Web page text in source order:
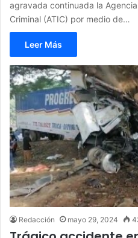
agravada continuada la
Criminal (ATIC) por medio de…
Leer Más
Redacción mayo 29, 2024